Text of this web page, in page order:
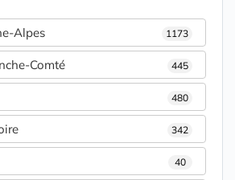
Alpes 1173
Comté 445
480
342
40